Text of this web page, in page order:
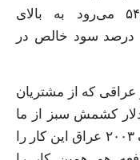
تومان. کشمش طلایی از ۵۴۰,۰۰۰ می‌رود به بالای
تومان. یعنی بیش از ۱۰۰ درصد سود خالص در
که از مشتریان
هفته ۵۰ هزار دلار کشمش سبز از ما
خرید. گفت: «عباس جان، من در جنگ ۲۰۰۳ عراق این کار را